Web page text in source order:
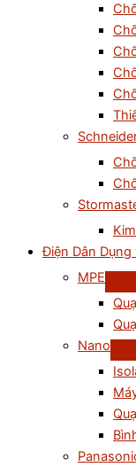
Điện Dân Dụng
MPE
Nano